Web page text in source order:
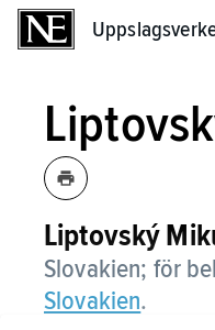
Liptovský
Slovakien; för
Slovakien.